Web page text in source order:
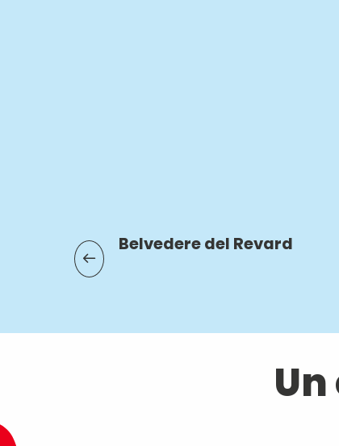
Belvedere del Revard